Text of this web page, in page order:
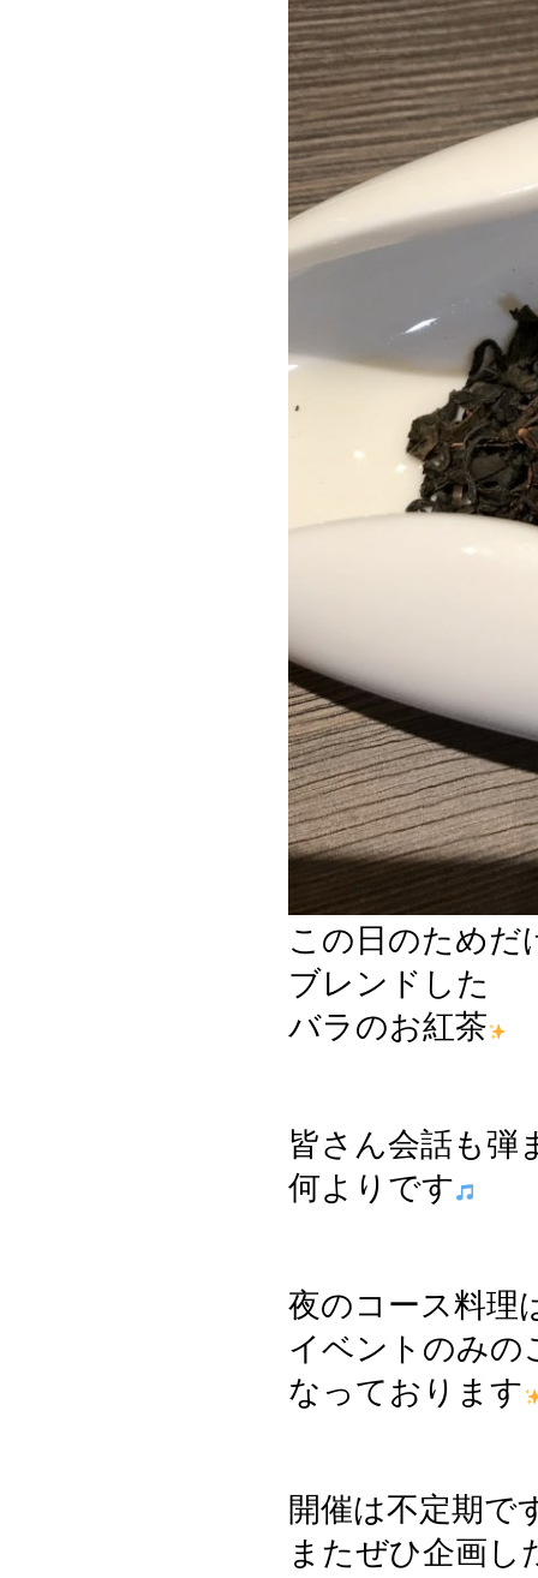
この日のためだ
ブレンドした
バラのお紅茶
皆さん会話も弾
何よりです
夜のコース料理
イベントのみの
なっております
開催は不定期で
またぜひ企画し